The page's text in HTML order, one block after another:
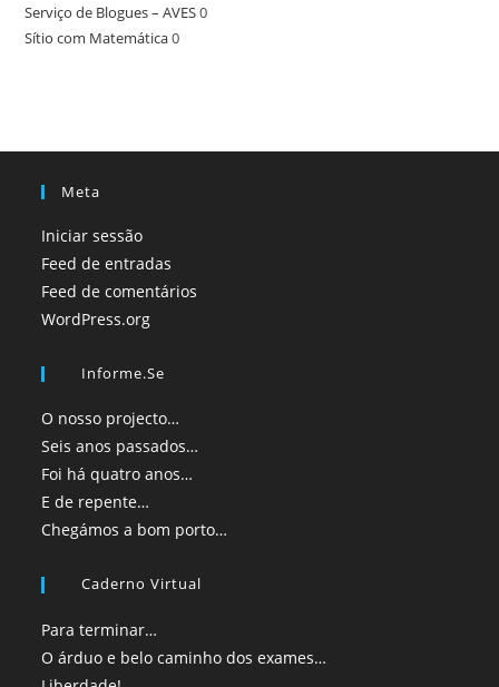
Serviço de Blogues – AVES0
Sítio com Matemática0
Meta
Iniciar sessão
Feed de entradas
Feed de comentários
WordPress.org
Informe.se
O nosso projecto…
Seis anos passados…
Foi há quatro anos…
E de repente…
Chegámos a bom porto…
Caderno Virtual
Para terminar…
O árduo e belo caminho dos exames…